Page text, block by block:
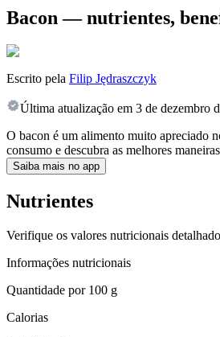
Bacon — nutrientes,
Escrito pela Filip Jędraszczyk
Última atualização em 3 de dezembro
O bacon é um alimento muito apreciado
consumo e descubra as melhores
Saiba mais no app
Nutrientes
Verifique os valores nutricionais
Informações nutricionais
Quantidade por100 g
Calorias